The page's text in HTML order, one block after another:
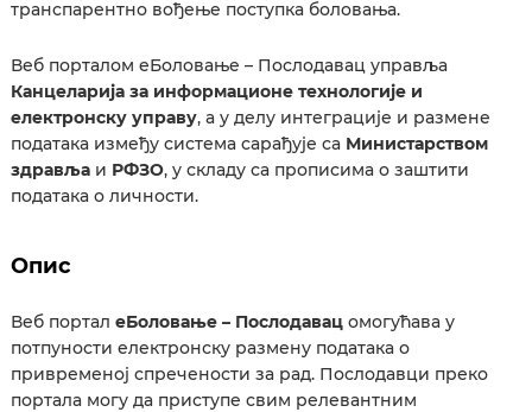
транспарентно вођење поступка боловања.
Веб порталом еБоловање – Послодавац управља
Канцеларија за информационе технологије и
електронску управу, а у делу интеграције и размене
података између система сарађује са Министарством
здравља и РФЗО, у складу са прописима о заштити
података о личности.
Опис
Веб портал еБоловање – Послодавац омогућава у
потпуности електронску размену података о
привременој спречености за рад. Послодавци преко
портала могу да приступе свим релевантним